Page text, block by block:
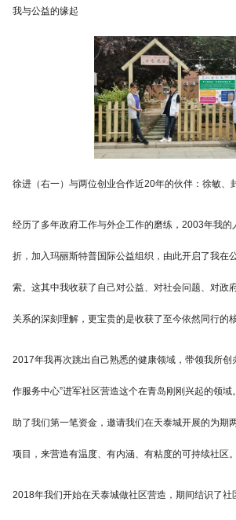
我与公益的缘起
徐进（右一）与两位创业合作近20年的伙伴：徐敏、
经历了多年政府工作与外企工作的磨练，2003年我的
折，加入玛丽斯特普国际公益组织，由此开启了我在
索。这其中我收获了自己对公益、对社会问题、对政
关系的深刻理解，更宝贵的是收获了至今依然同行的
2017年我再次跳出自己熟悉的健康领域，带领我所创
作服务中心”进军社区营造这个在青岛刚刚兴起的领
助了我们第一笔资金，邀请我们在天泰城开展的为期
项目，来营造有温度、有内涵、有粘度的可持续社区。
2018年我们开始在天泰城做社区营造，期间结识了社